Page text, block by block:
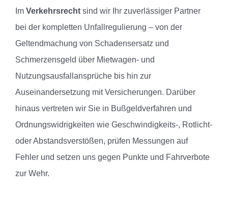
Im Verkehrsrecht sind wir Ihr zuverlässiger Partner
bei der kompletten Unfallregulierung – von der
Geltendmachung von Schadensersatz und
Schmerzensgeld über Mietwagen- und
Nutzungsausfallansprüche bis hin zur
Auseinandersetzung mit Versicherungen. Darüber
hinaus vertreten wir Sie in Bußgeldverfahren und
Ordnungswidrigkeiten wie Geschwindigkeits-, Rotlicht-
oder Abstandsverstößen, prüfen Messungen auf
Fehler und setzen uns gegen Punkte und Fahrverbote
zur Wehr.